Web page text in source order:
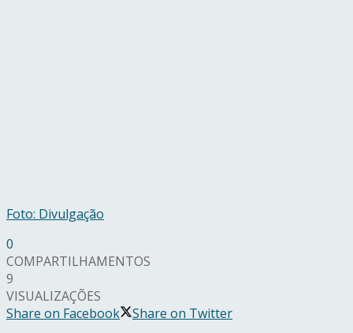
Foto: Divulgação
0
COMPARTILHAMENTOS
9
VISUALIZAÇÕES
Share on Facebook
Share on Twitter